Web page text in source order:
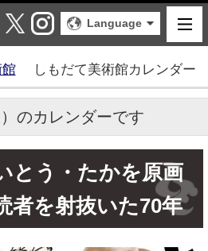
しもだて美術館
X Instagram
Language
しもだて美術館カレンダー
のカレンダーです
とう・たかを原画
を射抜いた70年